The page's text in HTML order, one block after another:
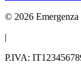
© 2026 Emergenza
|
P.IVA: